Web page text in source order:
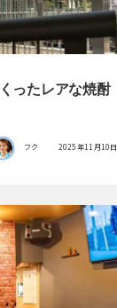
ったレアな焼酎
フク 2025年11月10日